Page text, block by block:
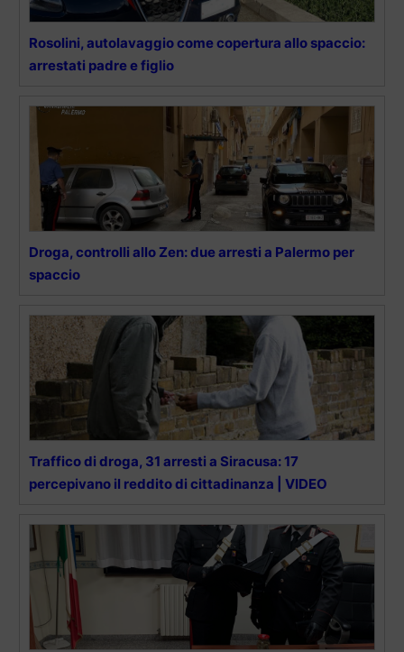
Rosolini, autolavaggio come copertura allo spaccio:
arrestati padre e figlio
Droga, controlli allo Zen: due arresti a Palermo per
spaccio
Traffico di droga, 31 arresti a Siracusa: 17
percepivano il reddito di cittadinanza | VIDEO